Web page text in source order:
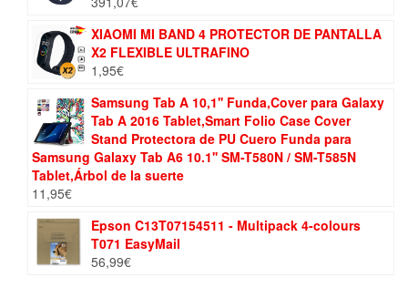
XIAOMI MI BAND 4 PROTECTOR DE PANTALLA
X2 FLEXIBLE ULTRAFINO
1,95€
Samsung Tab A 10,1'' Funda,Cover para Galaxy
Tab A 2016 Tablet,Smart Folio Case Cover
Stand Protectora de PU Cuero Funda para
Samsung Galaxy Tab A6 10.1'' SM-T580N / SM-T585N
Tablet,Árbol de la suerte
11,95€
Epson C13T07154511 - Multipack 4-colours
T071 EasyMail
56,99€